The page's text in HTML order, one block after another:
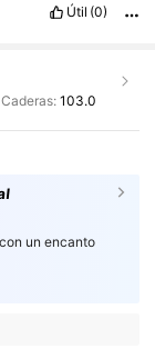
Útil (0)
Caderas: 103.0
un encanto